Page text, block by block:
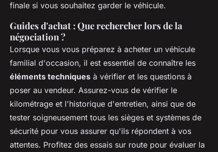
finale si vous souhaitez garder le véhicule.
Guides d'achat : Que rechercher lors de la
négociation ?
Lorsque vous vous préparez à acheter un véhicule
familial d'occasion, il est essentiel de connaître les
éléments techniques à vérifier et les questions à
poser au vendeur. Assurez-vous de vérifier le
kilométrage et l'historique d'entretien, ainsi que de
tester soigneusement tous les sièges et systèmes de
sécurité pour vous assurer qu'ils répondent à vos
attentes. Profitez des essais sur route pour évaluer la